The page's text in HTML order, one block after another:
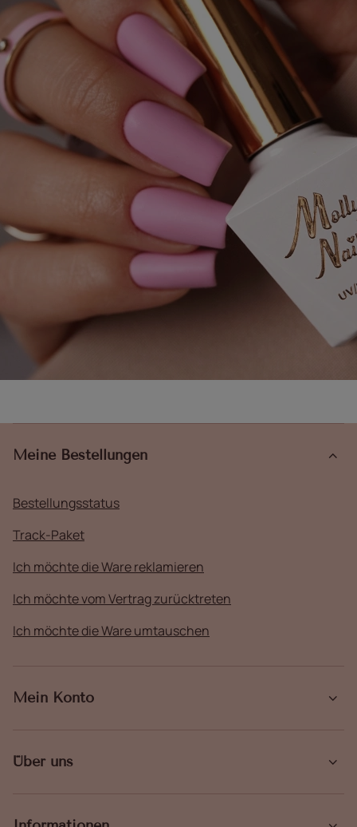
Meine Bestellungen
Bestellungsstatus
Track-Paket
Ich möchte die Ware reklamieren
Ich möchte vom Vertrag zurücktreten
Ich möchte die Ware umtauschen
Mein Konto
Über uns